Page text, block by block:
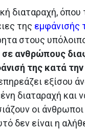
διαταραχή,
της εμφάνισής
στους
σε ανθρώπους
της κατά
εξίσου
διαταραχή και
οι άνθρωποι
δεν είναι η